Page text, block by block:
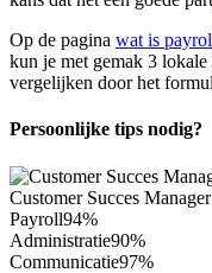
Op de pagina wat is
kun je met gemak 3
vergelijken door het
Persoonlijke tips nodig?
Customer Succes
Payroll94%
Administratie90%
Communicatie97%